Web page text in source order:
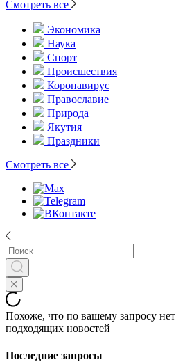
Смотреть все
Экономика
Наука
Спорт
Происшествия
Коронавирус
Православие
Природа
Якутия
Праздники
Смотреть все
Похоже, что по вашему запросу нет
подходящих новостей
Последние запросы